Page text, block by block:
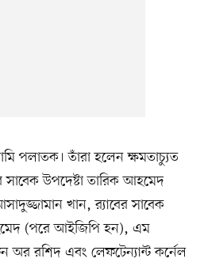
পলাতক। তাঁরা হলেন ক্ষমতাচ্যুত
সাবেক উপদেষ্টা তারিক আহমেদ
আসাদুজ্জামান খান, র‍্যাবের সাবেক
(পরে আইজিপি হন), এম
রশিদ এবং লেফটেন্যান্ট কর্নেল